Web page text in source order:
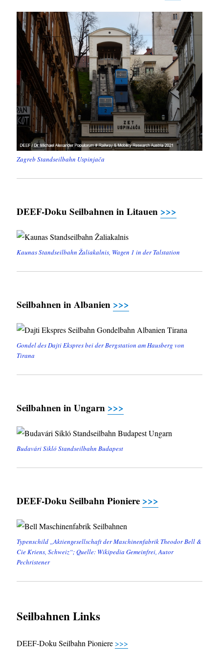
Zagreb Standseilbahn Uspinjača
DEEF-Doku Seilbahnen in Litauen >>>
Kaunas Standseilbahn Žaliakalnis, Wagen 1 in der Talstation
Seilbahnen in Albanien >>>
Gondel des Dajti Ekspres bei der Bergstation am Hausberg von
Tirana
Seilbahnen in Ungarn >>>
Budavári Sikló Standseilbahn Budapest
DEEF-Doku Seilbahn Pioniere >>>
Typenschild „Aktiengesellschaft der Maschinenfabrik Theodor Bell &
Cie Kriens, Schweiz“; Quelle: Wikipedia Gemeinfrei, Autor
Pechristener
Seilbahnen Links
DEEF-Doku Seilbahn Pioniere >>>